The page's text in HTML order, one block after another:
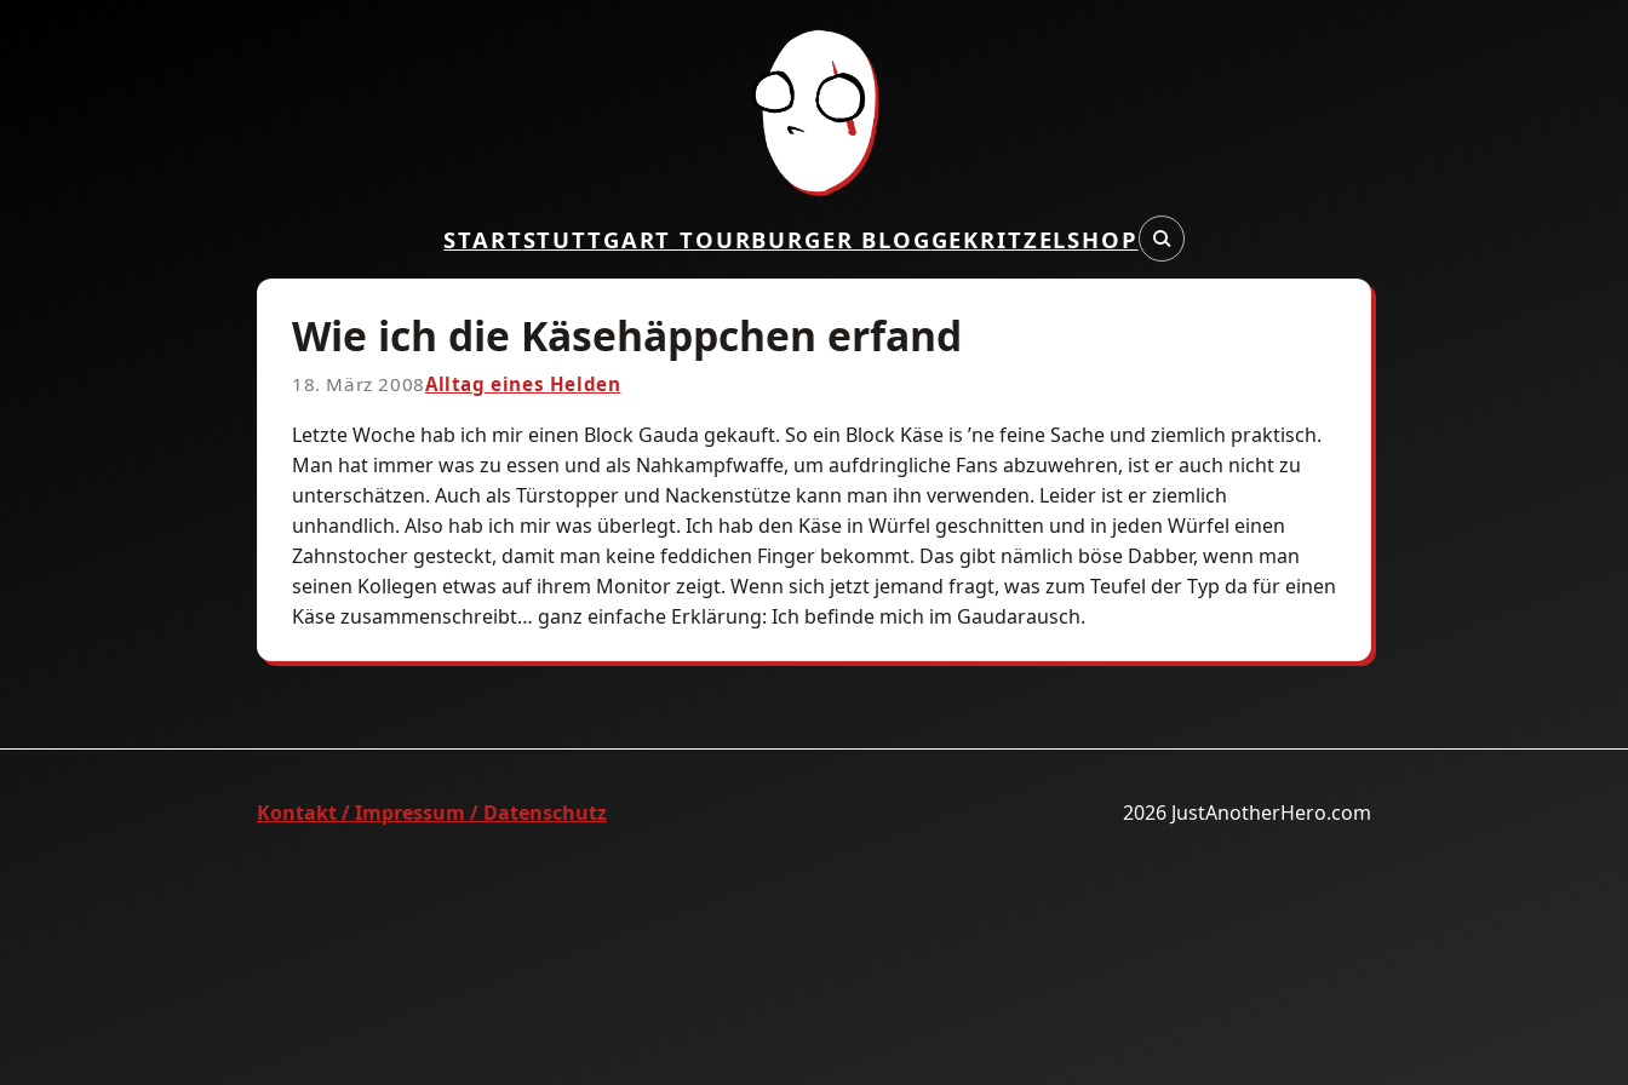
STARTSTUTTGART TOURBURGER BLOGGEKRITZELSHOP
Wie ich die Käsehäppchen erfand
18. März 2008Alltag eines Helden
Letzte Woche hab ich mir einen Block Gauda gekauft. So ein Block Käse is ’ne feine Sache und ziemlich praktisch.
Man hat immer was zu essen und als Nahkampfwaffe, um aufdringliche Fans abzuwehren, ist er auch nicht zu
unterschätzen. Auch als Türstopper und Nackenstütze kann man ihn verwenden. Leider ist er ziemlich
unhandlich. Also hab ich mir was überlegt. Ich hab den Käse in Würfel geschnitten und in jeden Würfel einen
Zahnstocher gesteckt, damit man keine feddichen Finger bekommt. Das gibt nämlich böse Dabber, wenn man
seinen Kollegen etwas auf ihrem Monitor zeigt. Wenn sich jetzt jemand fragt, was zum Teufel der Typ da für einen
Käse zusammenschreibt… ganz einfache Erklärung: Ich befinde mich im Gaudarausch.
Kontakt / Impressum / Datenschutz 2026 JustAnotherHero.com